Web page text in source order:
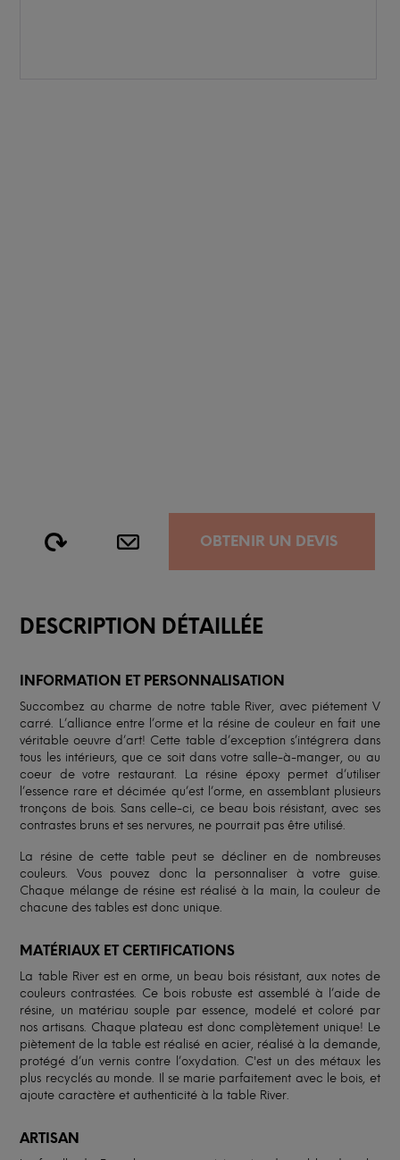
OBTENIR UN DEVIS
DESCRIPTION DÉTAILLÉE
INFORMATION ET PERSONNALISATION
Succombez au charme de notre table River, avec piétement V
carré. L’alliance entre l’orme et la résine de couleur en fait une
véritable oeuvre d’art! Cette table d’exception s’intégrera dans
tous les intérieurs, que ce soit dans votre salle-à-manger, ou au
coeur de votre restaurant. La résine époxy permet d’utiliser
l’essence rare et décimée qu’est l’orme, en assemblant plusieurs
tronçons de bois. Sans celle-ci, ce beau bois résistant, avec ses
contrastes bruns et ses nervures, ne pourrait pas être utilisé.
La résine de cette table peut se décliner en de nombreuses
couleurs. Vous pouvez donc la personnaliser à votre guise.
Chaque mélange de résine est réalisé à la main, la couleur de
chacune des tables est donc unique.
MATÉRIAUX ET CERTIFICATIONS
La table River est en orme, un beau bois résistant, aux notes de
couleurs contrastées. Ce bois robuste est assemblé à l’aide de
résine, un matériau souple par essence, modelé et coloré par
nos artisans. Chaque plateau est donc complètement unique! Le
piètement de la table est réalisé en acier, réalisé à la demande,
protégé d’un vernis contre l’oxydation. C'est un des métaux les
plus recyclés au monde. Il se marie parfaitement avec le bois, et
ajoute caractère et authenticité à la table River.
ARTISAN